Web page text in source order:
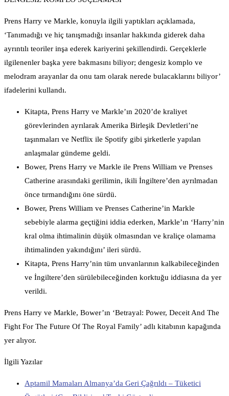
Prens Harry ve Markle, konuyla ilgili yaptıkları açıklamada,
‘Tanımadığı ve hiç tanışmadığı insanlar hakkında giderek daha
ayrıntılı teoriler inşa ederek kariyerini şekillendirdi. Gerçeklerle
ilgilenenler başka yere bakmasını biliyor; dengesiz komplo ve
melodram arayanlar da onu tam olarak nerede bulacaklarını biliyor’
ifadelerini kullandı.
Kitapta, Prens Harry ve Markle’ın 2020’de kraliyet
görevlerinden ayrılarak Amerika Birleşik Devletleri’ne
taşınmaları ve Netflix ile Spotify gibi şirketlerle yapılan
anlaşmalar gündeme geldi.
Bower, Prens Harry ve Markle ile Prens William ve Prenses
Catherine arasındaki gerilimin, ikili İngiltere’den ayrılmadan
önce tırmandığını öne sürdü.
Bower, Prens William ve Prenses Catherine’in Markle
sebebiyle alarma geçtiğini iddia ederken, Markle’ın ‘Harry’nin
kral olma ihtimalinin düşük olmasından ve kraliçe olamama
ihtimalinden yakındığını’ ileri sürdü.
Kitapta, Prens Harry’nin tüm unvanlarının kalkabileceğinden
ve İngiltere’den sürülebileceğinden korktuğu iddiasına da yer
verildi.
Prens Harry ve Markle, Bower’ın ‘Betrayal: Power, Deceit And The
Fight For The Future Of The Royal Family’ adlı kitabının kapağında
yer alıyor.
İlgili Yazılar
Aptamil Mamaları Almanya’da Geri Çağrıldı – Tüketici